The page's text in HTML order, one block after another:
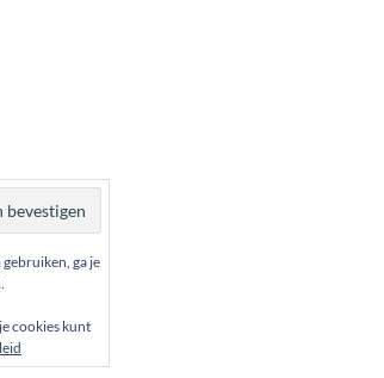
ga je
cookies kunt